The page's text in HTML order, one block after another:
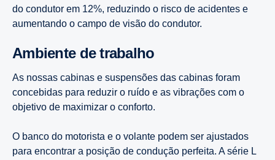
do condutor em 12%, reduzindo o risco de acidentes e
aumentando o campo de visão do condutor.
Ambiente de trabalho
As nossas cabinas e suspensões das cabinas foram
concebidas para reduzir o ruído e as vibrações com o
objetivo de maximizar o conforto.
O banco do motorista e o volante podem ser ajustados
para encontrar a posição de condução perfeita. A série L